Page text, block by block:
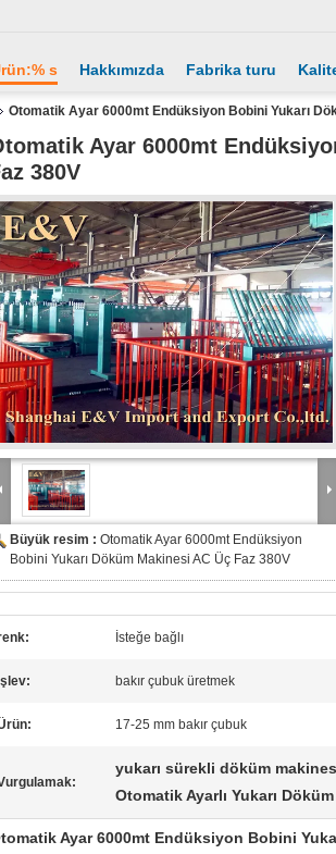
s Hakkımızda Fabrika turu
Otomatik Ayar 6000mt Endüksiyon Bobini Yukarı
Ayar 6000mt
380V
Büyük resim : Otomatik Ayar 6000mt Endüksiyon
Bobini Yukarı Döküm Makinesi AC Üç Faz 380V
İsteğe bağlı
bakır çubuk üretmek
17-25 mm bakır çubuk
yukarı sürekli döküm
Otomatik Ayarlı Yukarı
Ayar 6000mt Endüksiyon Bobini